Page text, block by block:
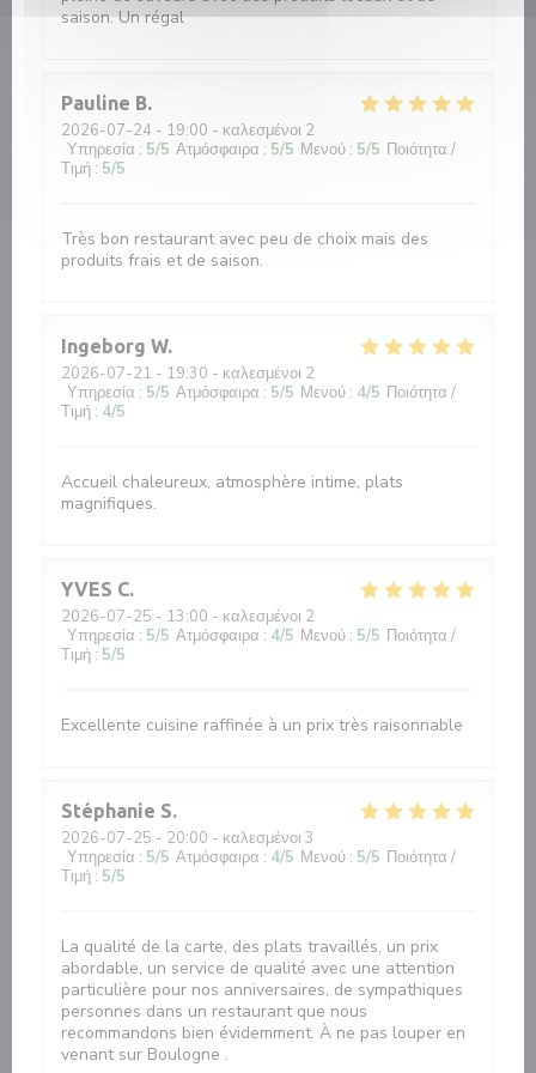
saison. Un régal
Pauline B
2026-07-24 - 19:00 - καλεσμένοι 2
Υπηρεσία : 5/5 Ατμόσφαιρα : 5/5 Μενού : 5/5 Ποιότητα /
Τιμή : 5/5
Très bon restaurant avec peu de choix mais des
produits frais et de saison.
Ingeborg W
2026-07-21 - 19:30 - καλεσμένοι 2
Υπηρεσία : 5/5 Ατμόσφαιρα : 5/5 Μενού : 4/5 Ποιότητα /
Τιμή : 4/5
Accueil chaleureux, atmosphère intime, plats
magnifiques.
YVES C
2026-07-25 - 13:00 - καλεσμένοι 2
Υπηρεσία : 5/5 Ατμόσφαιρα : 4/5 Μενού : 5/5 Ποιότητα /
Τιμή : 5/5
Excellente cuisine raffinée à un prix très raisonnable
Stéphanie S
2026-07-25 - 20:00 - καλεσμένοι 3
Υπηρεσία : 5/5 Ατμόσφαιρα : 4/5 Μενού : 5/5 Ποιότητα /
Τιμή : 5/5
La qualité de la carte, des plats travaillés, un prix
abordable, un service de qualité avec une attention
particulière pour nos anniversaires, de sympathiques
personnes dans un restaurant que nous
recommandons bien évidemment. À ne pas louper en
venant sur Boulogne .